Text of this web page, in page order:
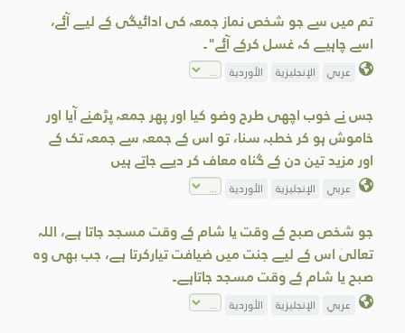
تم میں سے جو شخص نماز جمعہ کی ادائیگی کے لیے آئے،
اسے چاہیے کہ غسل کرکے آئے"۔
عربي الإنجليزية الأوردية
جس نے خوب اچھی طرح وضو کیا اور پھر جمعہ پڑھنے آیا اور
خاموش ہو کر خطبہ سنا، تو اس کے جمعہ سے جمعہ تک کے
اور مزید تین دن کے گناہ معاف کر دیے جاتے ہیں
عربي الإنجليزية الأوردية
جو شخص صبح کے وقت یا شام کے وقت مسجد جاتا ہے، اللہ
تعالیٰ اس کے لیے جنت میں ضیافت تیارکرتا ہے، جب بھی وہ
صبح یا شام کے وقت مسجد جاتاہے۔
عربي الإنجليزية الأوردية